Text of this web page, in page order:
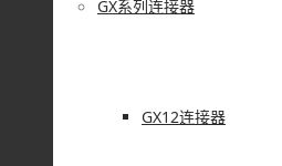
GX系列连接器
GX12连接器